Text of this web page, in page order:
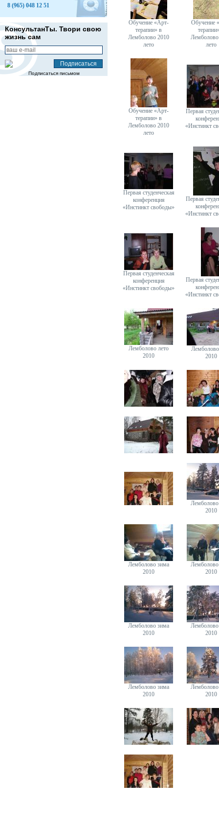
8 (965) 048 12 51
КонсультанТы. Твори свою
жизнь сам
Подписаться письмом
Обучение «Арт-
терапии» в
Лемболово 2010
лето
Обучение
лето
Обучение «Арт-
терапии» в
Лемболово 2010
лето
Первая
«Инстинкт
Первая студенческая
конференция
«Инстинкт свободы»
Первая
«Инстинкт
Первая студенческая
конференция
«Инстинкт свободы»
Первая
«Инстинкт
Лемболово лето
2010
2010
2010
Лемболово зима
2010
2010
Лемболово зима
2010
2010
Лемболово зима
2010
2010